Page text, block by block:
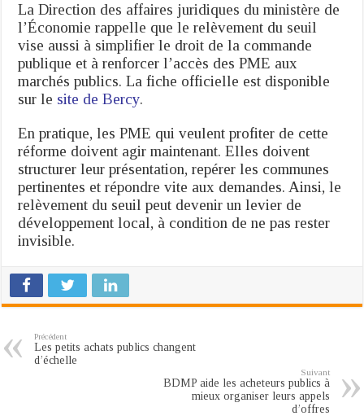
La Direction des affaires juridiques du ministère de
l’Économie rappelle que le relèvement du seuil
vise aussi à simplifier le droit de la commande
publique et à renforcer l’accès des PME aux
marchés publics. La fiche officielle est disponible
sur le site de Bercy.
En pratique, les PME qui veulent profiter de cette
réforme doivent agir maintenant. Elles doivent
structurer leur présentation, repérer les communes
pertinentes et répondre vite aux demandes. Ainsi, le
relèvement du seuil peut devenir un levier de
développement local, à condition de ne pas rester
invisible.
Précédent
Les petits achats publics changent
d’échelle
Suivant
BDMP aide les acheteurs publics à
mieux organiser leurs appels
d’offres